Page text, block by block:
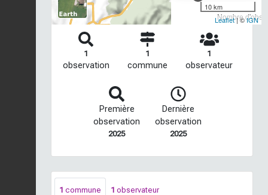
Nombre
10 km
Leaflet| ©IGN
1
observation
1
commune
1
observateur
Première
observation
2025
Dernière
observation
2025
1 commune 1 observateur